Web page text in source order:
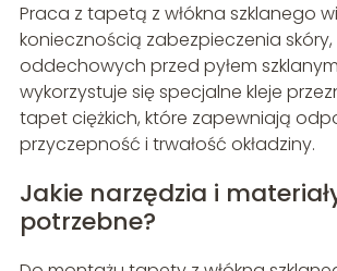
Praca z tapetą z włókna szklanego
koniecznością zabezpieczenia
oddechowych przed pyłem
wykorzystuje się specjalne kleje
tapet ciężkich, które zapewniają
przyczepność i trwałość okładziny.
Jakie narzędzia i
potrzebne?